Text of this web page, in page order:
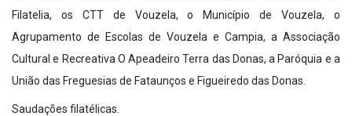
Filatelia, os CTT de Vouzela, o Município de Vouzela, o
Agrupamento de Escolas de Vouzela e Campia, a Associação
Cultural e Recreativa O Apeadeiro Terra das Donas, a Paróquia e a
União das Freguesias de Fataunços e Figueiredo das Donas.
Saudações filatélicas.